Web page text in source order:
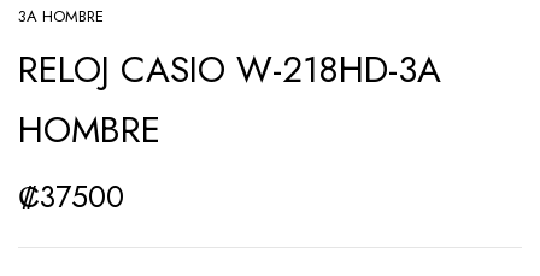
3A HOMBRE
RELOJ CASIO W-218HD-3A
HOMBRE
₡37500